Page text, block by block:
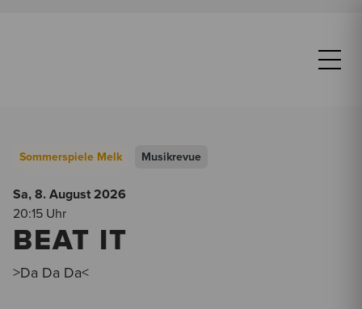
Sommerspiele Melk Musikrevue
Sa, 8. August 2026
20:15 Uhr
BEAT IT
>Da Da Da<